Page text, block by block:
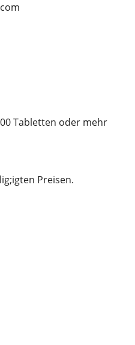
Tabletten oder mehr
Preisen.